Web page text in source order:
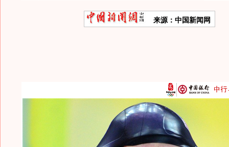
来源：中国新闻网